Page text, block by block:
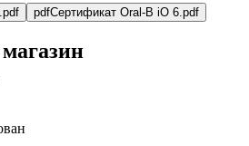
pdfСертификат Oral-B iO 6.pdf